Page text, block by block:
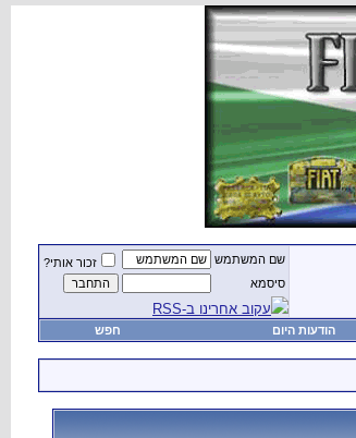
שם המשתמש
זכור אותי?
סיסמא
עקוב אחרינו ב-RSS
הודעות היום חפש